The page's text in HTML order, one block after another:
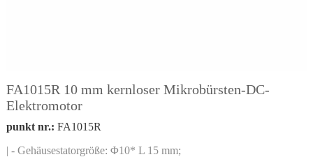
FA1015R 10 mm kernloser Mikrobürsten-DC-
Elektromotor
punkt nr.: FA1015R
| - Gehäusestatorgröße: Φ10* L 15 mm;